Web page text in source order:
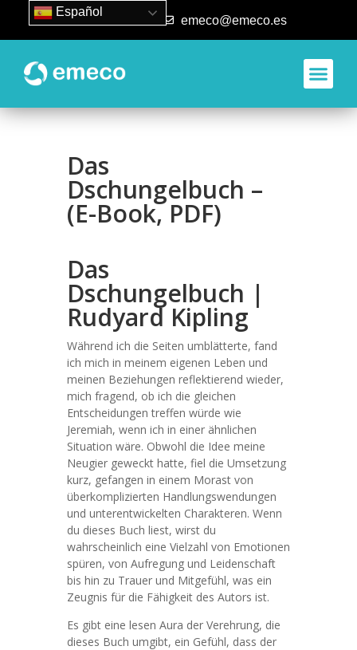
93 840 50 80 emeco@emeco.es
Das
Dschungelbuch –
(E-Book, PDF)
Das
Dschungelbuch |
Rudyard Kipling
Während ich die Seiten umblätterte, fand
ich mich in meinem eigenen Leben und
meinen Beziehungen reflektierend wieder,
mich fragend, ob ich die gleichen
Entscheidungen treffen würde wie
Jeremiah, wenn ich in einer ähnlichen
Situation wäre. Obwohl die Idee meine
Neugier geweckt hatte, fiel die Umsetzung
kurz, gefangen in einem Morast von
überkomplizierten Handlungswendungen
und unterentwickelten Charakteren. Wenn
du dieses Buch liest, wirst du
wahrscheinlich eine Vielzahl von Emotionen
spüren, von Aufregung und Leidenschaft
bis hin zu Trauer und Mitgefühl, was ein
Zeugnis für die Fähigkeit des Autors ist.
Es gibt eine lesen Aura der Verehrung, die
dieses Buch umgibt, ein Gefühl, dass der
Español